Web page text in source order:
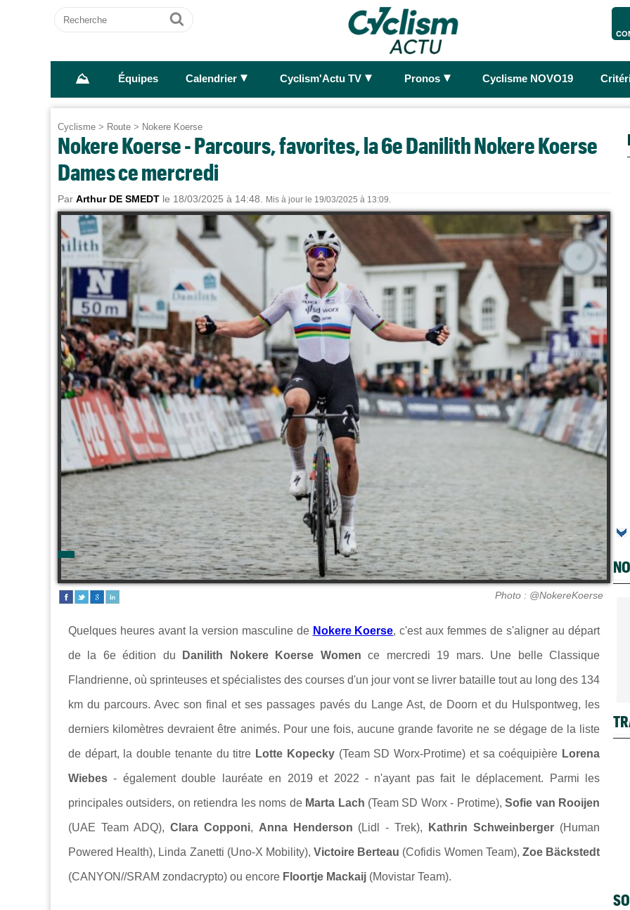
Recherche
Ok
⛰ Équipes Calendrier ► Cyclism'Actu TV ► Pronos ► Cyclisme NOVO19
Cyclisme > Route > Nokere Koerse
Nokere Koerse - Parcours, favorites, la 6e Danilith Nokere Koerse
Dames ce mercredi
Par Arthur DE SMEDT le 18/03/2025 à 14:48. Mis à jour le 19/03/2025 à 13:09.
Photo : @NokereKoerse
Quelques heures avant la version masculine de Nokere Koerse, c'est aux femmes de s'aligner au départ
de la 6e édition du Danilith Nokere Koerse Womence mercredi 19 mars. Une belle Classique
Flandrienne, où sprinteuses et spécialistes des courses d'un jour vont se livrer bataille tout au long des 134
km du parcours. Avec son final et ses passages pavés du Lange Ast, de Doorn et du Hulspontweg, les
derniers kilomètres devraient être animés. Pour une fois, aucune grande favorite ne se dégage de la liste
de départ, la double tenante du titre Lotte Kopecky(Team SD Worx-Protime) et sa coéquipière Lorena
Wiebes - également double lauréate en 2019 et 2022 - n'ayant pas fait le déplacement. Parmi les
principales outsiders, on retiendra les noms de Marta Lach (Team SD Worx - Protime),Sofie van Rooijen
(UAE Team ADQ), Clara Copponi, Anna Henderson (Lidl - Trek), Kathrin Schweinberger (Human
Powered Health), Linda Zanetti (Uno-X Mobility),Victoire Berteau (Cofidis Women Team), Zoe Bäckstedt
(CANYON//SRAM zondacrypto) ou encore Floortje Mackaij (Movistar Team).